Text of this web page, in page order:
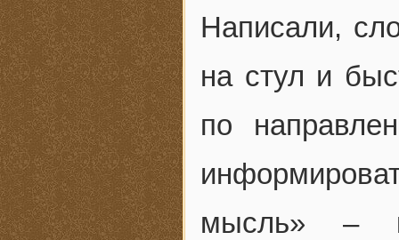
Написали,
на стул и
по
мысль» –